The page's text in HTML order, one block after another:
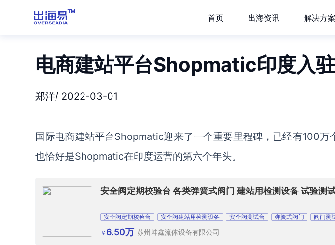
首页 出海资讯 解决方案
电商建站平台Shopmatic印度入
郑洋/ 2022-03-01
国际电商建站平台Shopmatic迎来了一个重要里程碑， 已经有100万
也恰好是Shopmatic在印度运营的第六个年头。
安全阀定期校验台 各类弹簧式阀门 建站用检测设备 试验测
安全阀定期校验台 安全阀建站用检测设备 安全阀测试台 弹簧式阀门 阀门测
￥ 6.50万 苏州坤鑫流体设备有限公司